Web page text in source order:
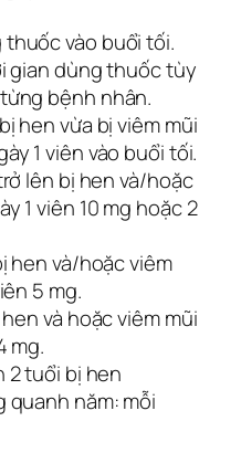
vào buổi tối.
gian dùng thuốc tùy
bệnh nhân.
hen vừa bị viêm mũi
1 viên vào buổi tối.
lên bị hen và/hoặc
1 viên 10 mg hoặc 2
hen và/hoặc viêm
5 mg.
và hoặc viêm mũi
mg.
2 tuổi bị hen
quanh năm: mỗi